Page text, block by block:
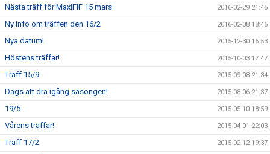
Nästa träff för MaxiFIF 15 mars 2016-02-29 21:45
Ny info om träffen den 16/2 2016-02-08 18:46
Nya datum! 2015-12-30 16:53
Höstens träffar! 2015-10-03 17:47
Träff 15/9 2015-09-08 21:34
Dags att dra igång säsongen! 2015-08-06 21:37
19/5 2015-05-10 18:59
Vårens träffar! 2015-04-01 22:03
Träff 17/2 2015-02-12 19:37